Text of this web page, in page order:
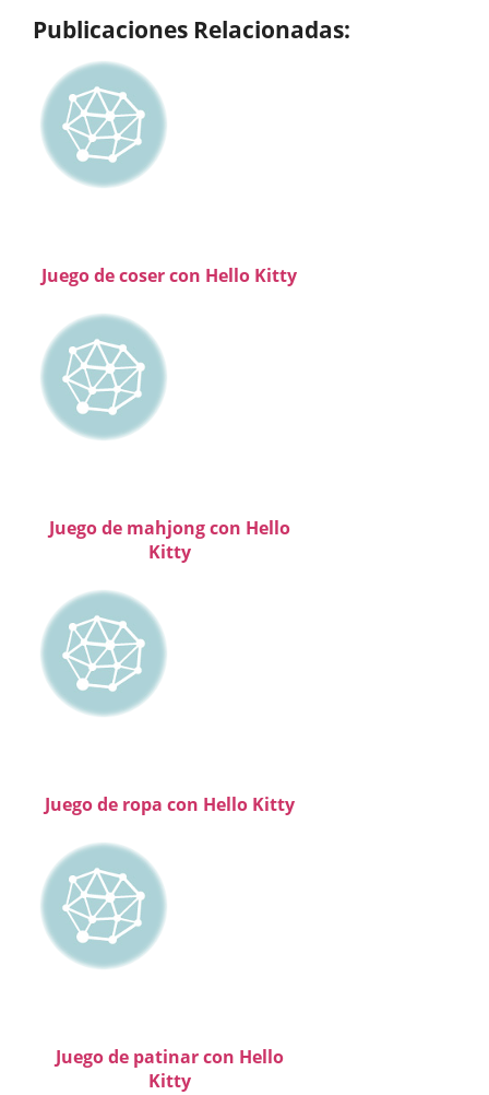
Publicaciones Relacionadas:
Juego de coser con Hello Kitty
Juego de mahjong con Hello
Kitty
Juego de ropa con Hello Kitty
Juego de patinar con Hello
Kitty